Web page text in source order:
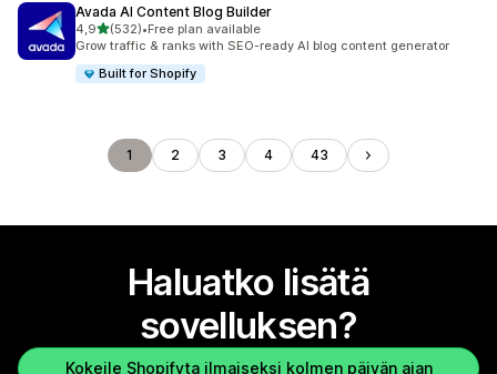
Avada AI Content Blog Builder
4,9/ 5 tähteä
(532)
532 arvostelua yhteensä
•Free plan available
Grow traffic & ranks with SEO-ready AI blog content generator
Built for Shopify
1 2 3 4 43
Haluatko lisätä
sovelluksen?
Kokeile Shopifyta ilmaiseksi kolmen päivän ajan